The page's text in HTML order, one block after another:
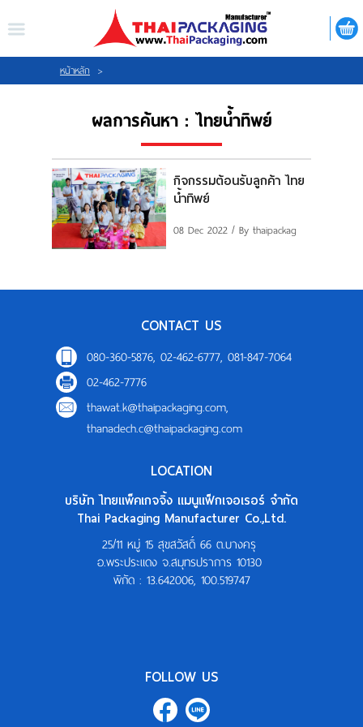
ไทย ENGLISH
LOGIN
My Wishlist
หน้าหลัก
เกี่ยวกับเรา
สินค้า
ร่วมงานกับเรา
หน้าหลัก >
ผลการค้นหา : ไทยน้ำทิพย์
กิจกรรมต้อนรับลูกค้า ไทย
น้ำทิพย์
08 Dec 2022 / By thaipackag
CONTACT US
080-360-5876, 02-462-6777, 081-847-7064
02-462-7776
thawat.k@thaipackaging.com,
thanadech.c@thaipackaging.com
LOCATION
บริษัท ไทยแพ็คเกจจิ้ง แมนูแฟ็กเจอเรอร์ จำกัด
Thai Packaging Manufacturer Co.,Ltd.
25/11 หมู่ 15 สุขสวัสดิ์ 66 ต.บางครุ
อ.พระประแดง จ.สมุทรปราการ 10130
พิกัด : 13.642006, 100.519747
FOLLOW US